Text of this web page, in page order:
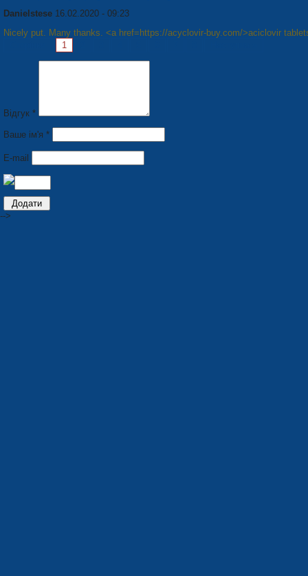
Danielstese 16.02.2020 - 09:23
Nicely put. Many thanks. <a href=https://acyclovir-buy.com/>aciclovir
1
Відгук *
Ваше ім'я *
E-mail
-->